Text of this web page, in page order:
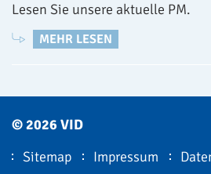
Lesen Sie unsere aktuelle PM.
MEHR LESEN
© 2026 VID
Sitemap
Impressum